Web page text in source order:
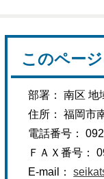
このペー
部署： 南区 地
住所： 福岡市
電話番号：
ＦＡＸ番号：
E-mail：